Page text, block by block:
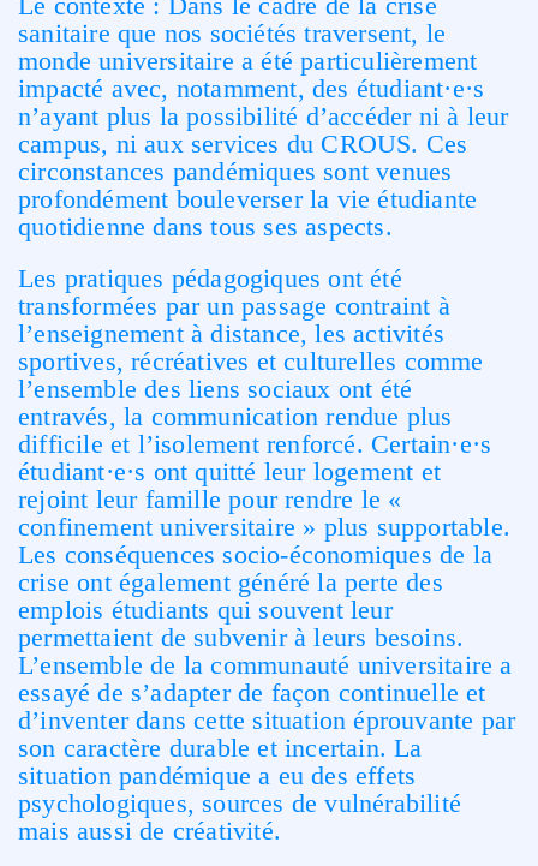
sanitaire que nos sociétés traversent, le
monde universitaire a été particulièrement
impacté avec, notamment, des étudiant·e·s
n’ayant plus la possibilité d’accéder ni à leur
campus, ni aux services du CROUS. Ces
circonstances pandémiques sont venues
profondément bouleverser la vie étudiante
quotidienne dans tous ses aspects.
Les pratiques pédagogiques ont été
transformées par un passage contraint à
l’enseignement à distance, les activités
sportives, récréatives et culturelles comme
l’ensemble des liens sociaux ont été
entravés, la communication rendue plus
difficile et l’isolement renforcé. Certain·e·s
étudiant·e·s ont quitté leur logement et
rejoint leur famille pour rendre le «
confinement universitaire » plus supportable.
Les conséquences socio-économiques de la
crise ont également généré la perte des
emplois étudiants qui souvent leur
permettaient de subvenir à leurs besoins.
L’ensemble de la communauté universitaire a
essayé de s’adapter de façon continuelle et
d’inventer dans cette situation éprouvante par
son caractère durable et incertain. La
situation pandémique a eu des effets
psychologiques, sources de vulnérabilité
mais aussi de créativité.